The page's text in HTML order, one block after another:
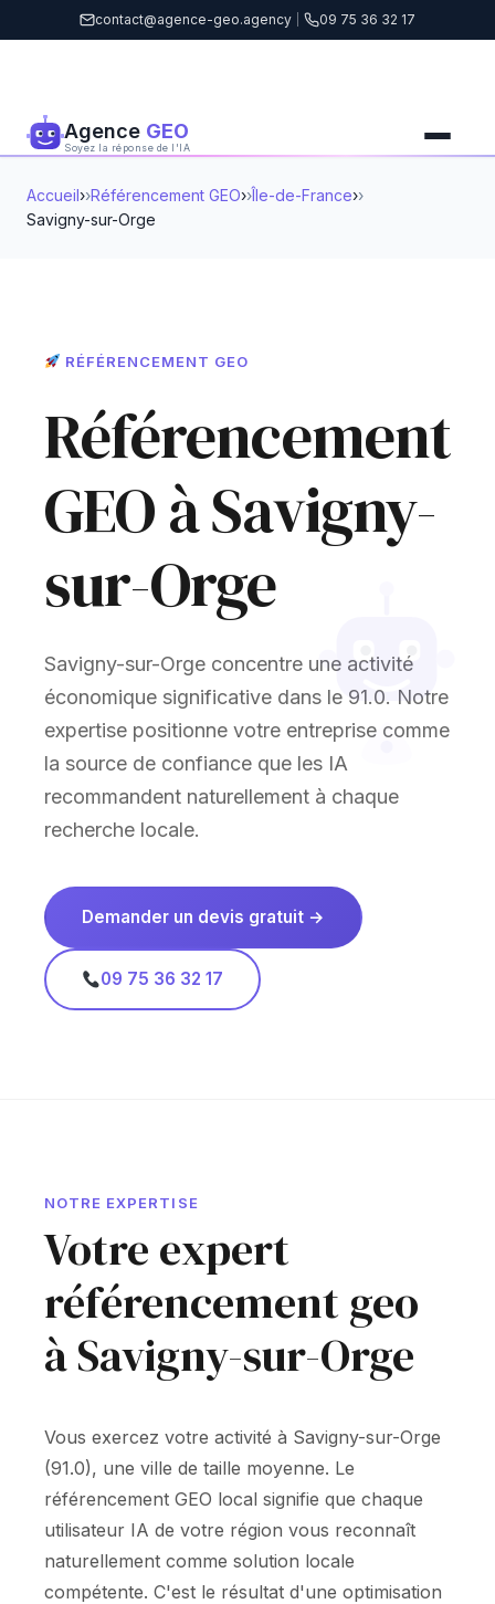
contact@agence-geo.agency 09 75 36 32 17
Agence GEO
Soyez la réponse de l'IA
Accueil› Référencement GEO› Île-de-France›
Savigny-sur-Orge
RÉFÉRENCEMENT GEO
Référencement
GEO à Savigny-
sur-Orge
Savigny-sur-Orge concentre une activité
économique significative dans le 91.0. Notre
expertise positionne votre entreprise comme
la source de confiance que les IA
recommandent naturellement à chaque
recherche locale.
Demander un devis gratuit →
09 75 36 32 17
NOTRE EXPERTISE
Votre expert
référencement geo
à Savigny-sur-Orge
Vous exercez votre activité à Savigny-sur-Orge
(91.0), une ville de taille moyenne. Le
référencement GEO local signifie que chaque
utilisateur IA de votre région vous reconnaît
naturellement comme solution locale
compétente. C'est le résultat d'une optimisation